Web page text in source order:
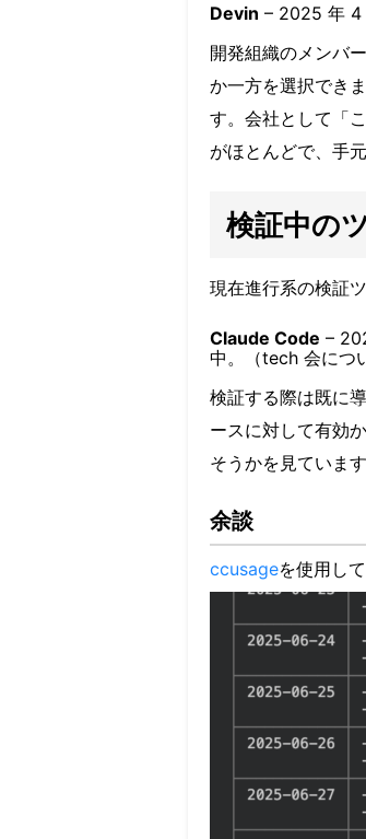
Devin – 2025 年 4
開発組織のメンバ
か一方を選択でき
す。会社として「
がほとんどで、手
検証中の
現在進行系の検証
Claude Code –
中。（tech 会につ
検証する際は既に
ースに対して有効
そうかを見ています
余談
ccusageを使用し